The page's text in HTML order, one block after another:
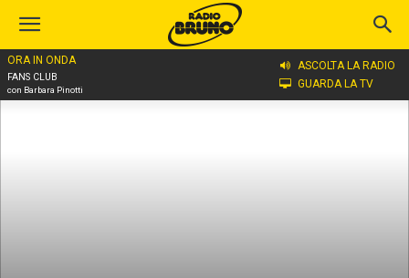
ORA IN ONDA
FANS CLUB
con Barbara Pinotti
ASCOLTA LA RADIO
GUARDA LA TV
Home